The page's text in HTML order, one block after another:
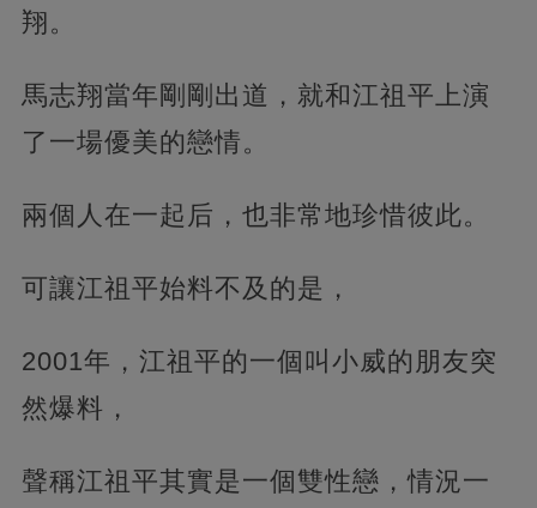
翔。
馬志翔當年剛剛出道，就和江祖平上演
了一場優美的戀情。
兩個人在一起后，也非常地珍惜彼此。
可讓江祖平始料不及的是，
2001年，江祖平的一個叫小威的朋友突
然爆料，
聲稱江祖平其實是一個雙性戀，情況一